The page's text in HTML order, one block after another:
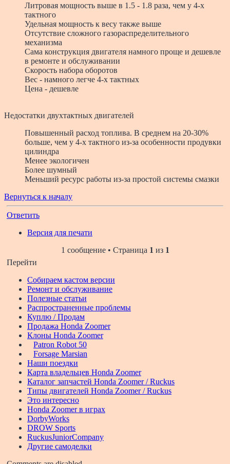
Литровая мощность выше в 1.5 - 1.8 раза, чем у 4-х
тактного
Удельная мощность к весу также выше
Отсутствие сложного газораспределительного
механизма
Сама конструкция двигателя намного проще и дешевле
в ремонте и обслуживании
Скорость набора оборотов
Вес - намного легче 4-х тактных
Цена - дешевле
Недостатки двухтактных двигателей
Повышенный расход топлива. В среднем на 20-30%
больше, чем у 4-х тактного из-за особенности продувки
цилиндра
Менее экологичен
Более шумный
Меньший ресурс работы из-за простой системы смазки
Вернуться к началу
Ответить
Версия для печати
1 сообщение • Страница 1 из 1
Перейти
Собираем кастом версии
Ремонт и обслуживание
Полезные статьи
Распространенные проблемы
Куплю / Продам
Продажа Honda Zoomer
Клоны Honda Zoomer
Patron Robot 50
Forsage Marsian
Наши поездки
Карта владельцев Honda Zoomer
Каталог запчастей Honda Zoomer / Ruckus
Типы двигателей Honda Zoomer / Ruckus
Это интересно
Honda Zoomer в играх
DorbyWorks
DROW Sports
RuckusJuniorCompany
Другие самоделки